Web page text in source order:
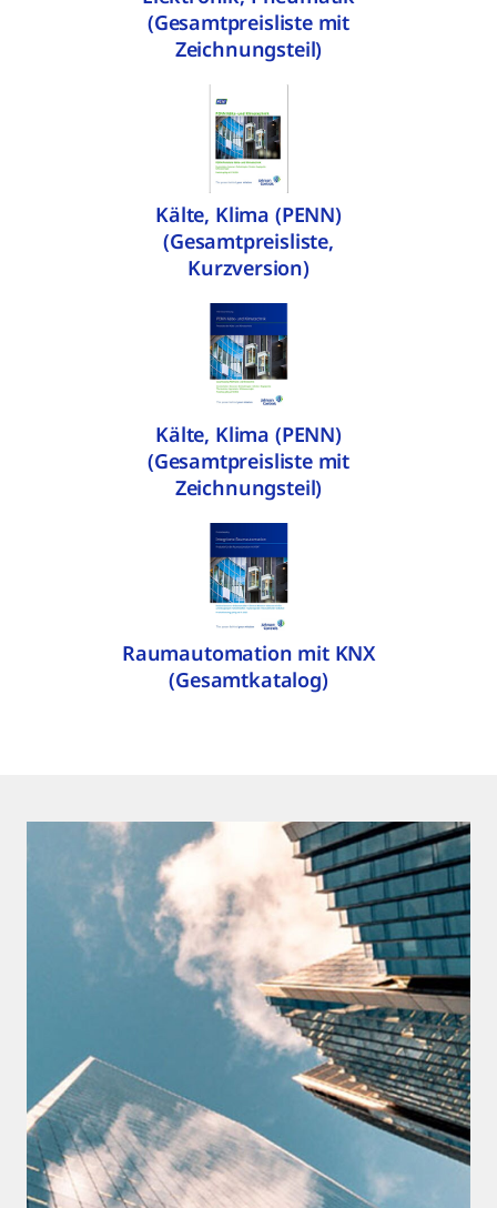
(Gesamtpreisliste mit
Zeichnungsteil)
Kälte, Klima (PENN)
(Gesamtpreisliste,
Kurzversion)
Kälte, Klima (PENN)
(Gesamtpreisliste mit
Zeichnungsteil)
Raumautomation mit KNX
(Gesamtkatalog)